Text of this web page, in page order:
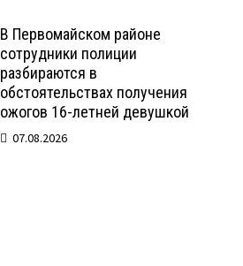
В Первомайском районе
сотрудники полиции
разбираются в
обстоятельствах получения
ожогов 16-летней девушкой
07.08.2026